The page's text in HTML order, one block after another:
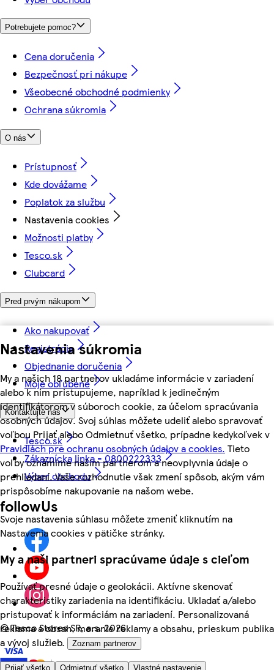
Nastavenia súkromia
My a našich 18 partnerov ukladáme informácie v zariadení
alebo k nim pristupujeme, napríklad k jedinečným
identifikátorom v súboroch cookie, za účelom spracúvania
osobných údajov. Svoj súhlas môžete udeliť alebo spravovať
voľbou Prijať alebo Odmietnuť všetko, prípadne kedykoľvek v
Pravidlách pre ochranu osobných údajov a cookies. Tieto
voľby oznámime našim partnerom a neovplyvnia údaje o
prehliadaní. Vaše rozhodnutie však zmení spôsob, akým vám
prispôsobíme nakupovanie na našom webe.
Svoje nastavenia súhlasu môžete zmeniť kliknutím na
Nastavenia cookies v pätičke stránky.
My a naši partneri spracúvame údaje s cieľom
Používať presné údaje o geolokácii. Aktívne skenovať
charakteristiky zariadenia na identifikáciu. Ukladať a/alebo
pristupovať k informáciám na zariadení. Personalizovaná
reklama a obsah, meranie reklamy a obsahu, prieskum publika
a vývoj služieb.
Zoznam partnerov
Prijať všetko Odmietnuť všetko Vlastné nastavenie
Potrebujete pomoc?
Cena doručenia
Bezpečnosť pri nákupe
Všeobecné obchodné podmienky
Ochrana súkromia
O nás
Prístupnosť
Kde dovážame
Poplatok za službu
Nastavenia cookies
Možnosti platby
Tesco.sk
Clubcard
Pred prvým nákupom
Ako nakupovať
Registrácia
Objednanie doručenia
Moje obľúbené
Kontaktujte nás
Tesco.sk
Zákaznícka linka - 0800222333
Výber obchodu
followUs
©Tesco Stores SR, a.s. 2026